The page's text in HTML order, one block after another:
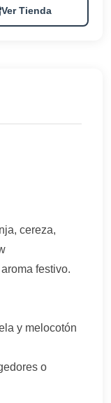
Ver Tienda
cereza,
festivo.
y melocotón
o